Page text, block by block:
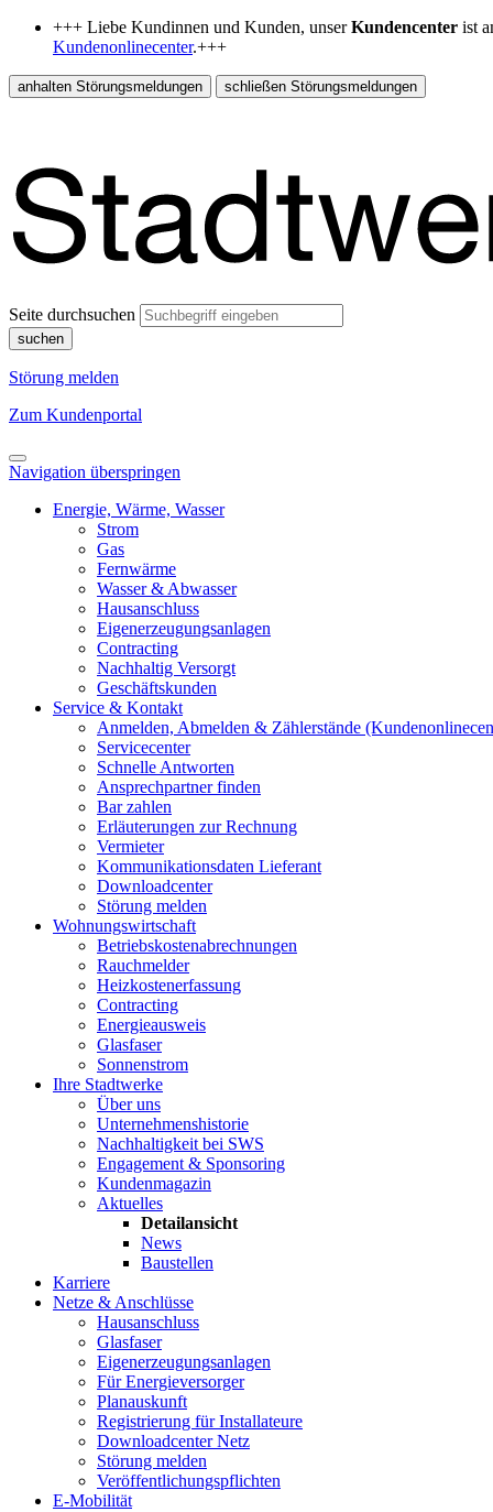
+++ Liebe Kundinnen und Kunden, unserKundencenter ist
Kundenonlinecenter.+++
anhalten Störungsmeldungen schließen Störungsmeldungen
Seite durchsuchen
suchen
Störung melden
Zum Kundenportal
Navigation überspringen
Energie, Wärme, Wasser
Strom
Gas
Fernwärme
Wasser & Abwasser
Hausanschluss
Eigenerzeugungsanlagen
Contracting
Nachhaltig Versorgt
Geschäftskunden
Service & Kontakt
Anmelden, Abmelden & Zählerstände
Servicecenter
Schnelle Antworten
Ansprechpartner finden
Bar zahlen
Erläuterungen zur Rechnung
Vermieter
Kommunikationsdaten Lieferant
Downloadcenter
Störung melden
Wohnungswirtschaft
Betriebskostenabrechnungen
Rauchmelder
Heizkostenerfassung
Contracting
Energieausweis
Glasfaser
Sonnenstrom
Ihre Stadtwerke
Über uns
Unternehmenshistorie
Nachhaltigkeit bei SWS
Engagement & Sponsoring
Kundenmagazin
Aktuelles
Detailansicht
News
Baustellen
Karriere
Netze & Anschlüsse
Hausanschluss
Glasfaser
Eigenerzeugungsanlagen
Für Energieversorger
Planauskunft
Registrierung für Installateure
Downloadcenter Netz
Störung melden
Veröffentlichungspflichten
E-Mobilität